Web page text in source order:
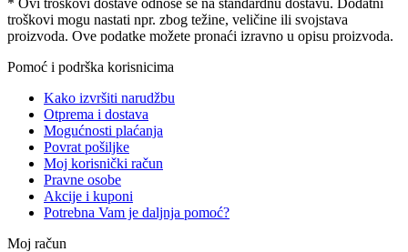
troškovi mogu nastati npr. zbog težine, veličine ili svojstava
proizvoda. Ove podatke možete pronaći izravno u opisu proizvoda.
Pomoć i podrška korisnicima
Kako izvršiti narudžbu
Otprema i dostava
Mogućnosti plaćanja
Povrat pošiljke
Moj korisnički račun
Pravne osobe
Akcije i kuponi
Potrebna Vam je daljnja pomoć?
Moj račun